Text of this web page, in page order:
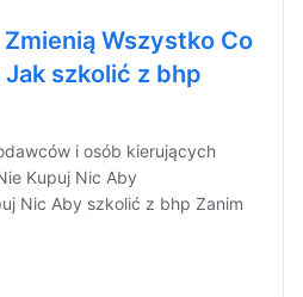
Wszystko Co
Jak szkolić z bhp
i osób kierujących
Kupuj Nic Aby
Nic Aby szkolić z bhp Zanim